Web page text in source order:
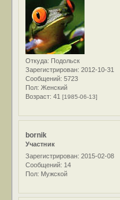
Откуда: Подольск
Зарегистрирован: 2012-10-31
Сообщений: 5723
Пол: Женский
Возраст: 41[1985-06-13]
bornik
Участник
Зарегистрирован: 2015-02-08
Сообщений: 14
Пол: Мужской